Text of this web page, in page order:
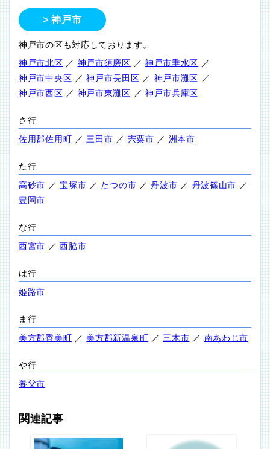
神戸市
神戸市の区も対応しております。
神戸市北区 ／ 神戸市須磨区 ／ 神戸市垂水区 ／
神戸市中央区 ／神戸市長田区 ／ 神戸市灘区 ／
神戸市西区 ／ 神戸市東灘区 ／ 神戸市兵庫区
さ行
佐用郡佐用町 ／ 三田市 ／ 宍粟市 ／ 洲本市
た行
高砂市 ／宝塚市 ／ たつの市 ／丹波市 ／ 丹波篠山市 ／
豊岡市
な行
西宮市 ／西脇市
は行
姫路市
ま行
美方郡香美町 ／ 美方郡新温泉町 ／ 三木市 ／ 南あわじ市
や行
養父市
関連記事